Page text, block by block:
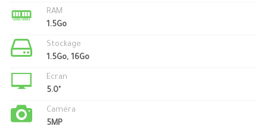
RAM
1.5Go
Stockage
1.5Go, 16Go
Ecran
5.0"
Caméra
5MP